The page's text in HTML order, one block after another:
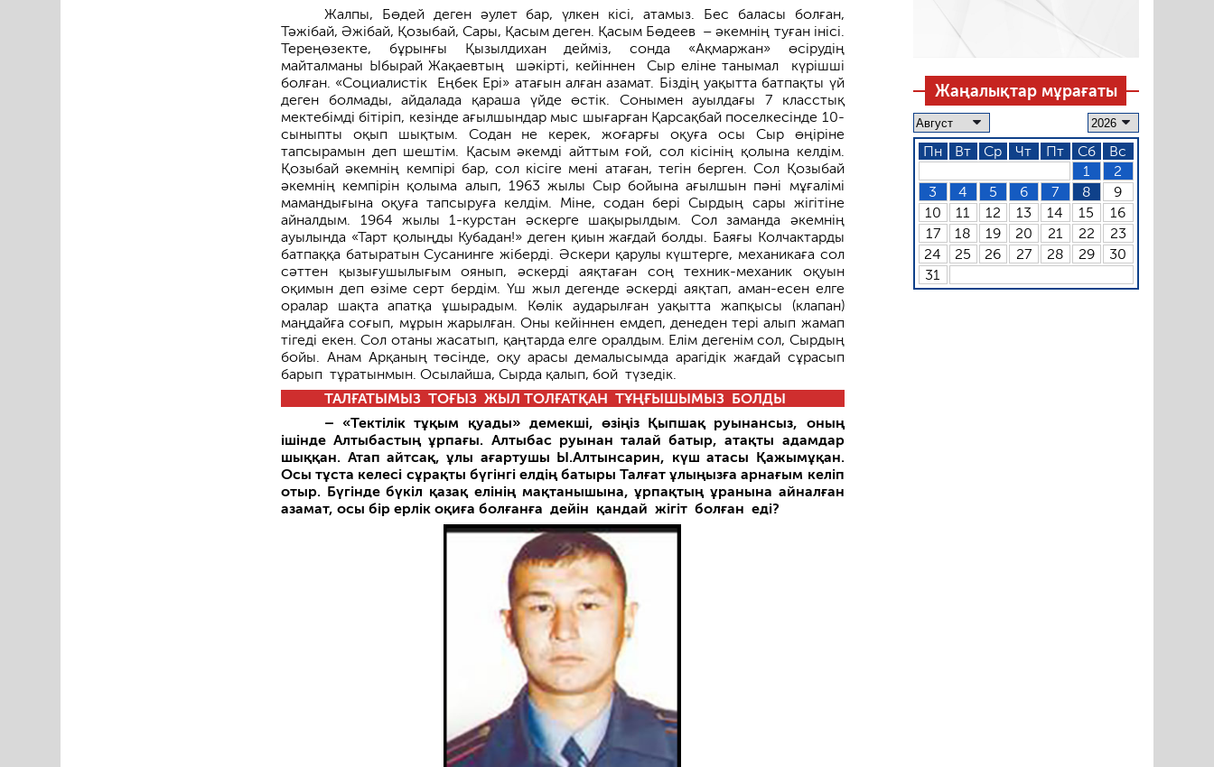
Жалпы, Бөдей деген әулет бар, үлкен кісі, атамыз. Бес баласы болған,
Тәжібай, Әжібай, Қозыбай, Сары, Қасым деген. Қасым Бөдеев – әкемнің туған інісі.
Терең­өзекте, бұрынғы Қызылдихан дейміз, сонда «Ақмаржан» өсірудің
майталманы Ыбырай Жақаевтың шәкірті, кейіннен Сыр еліне танымал күрішші
болған. «Социалистік Еңбек Ері» атағын алған азамат. Біздің уақытта батпақты үй
деген болмады, айда­лада қараша үйде өстік. Сонымен ауылдағы 7 класстық
мектебімді бітіріп, кезінде ағылшындар мыс шығарған Қарсақбай поселкесінде 10-
сыныпты оқып шықтым. Содан не керек, жоғарғы оқуға осы Сыр өңіріне
тапсырамын деп шештім. Қасым әкемді айттым ғой, сол кісінің қолына келдім.
Қозы­бай әкемнің кемпірі бар, сол кісіге мені атаған, тегін берген. Сол Қозыбай
әкемнің кемпірін қолыма алып, 1963 жылы Сыр бойына ағылшын пәні мұғалімі
мамандығына оқуға тапсыруға келдім. Міне, содан бері Сырдың сары жігітіне
айналдым. 1964 жылы 1-курстан әскерге шақырылдым. Сол заманда әкемнің
ауылында «Тарт қолыңды Кубадан!» деген қиын жағдай болды. Баяғы Колчактарды
батпаққа батыратын Сусанинге жіберді. Әскери қарулы күштерге, механикаға сол
сәттен қызығушылығым оянып, әскерді аяқтаған соң техник-механик оқуын
оқимын деп өзіме серт бердім. Үш жыл дегенде әскерді аяқтап, аман-есен елге
оралар шақта апатқа ұшырадым. Көлік аударылған уақытта жапқысы (клапан)
маңдайға соғып, мұрын жарылған. Оны кейіннен емдеп, денеден тері алып жамап
тігеді екен. Сол отаны жасатып, қаңтарда елге оралдым. Елім дегенім сол, Сырдың
бойы. Анам Арқаның төсінде, оқу арасы дема­лысымда арагідік жағдай сұрасып
барып тұратынмын. Осылайша, Сырда қалып, бой түзедік.
ТАЛҒАТЫМЫЗ ТОҒЫЗ ЖЫЛ ТОЛҒАТҚАН ТҰҢҒЫШЫМЫЗ БОЛДЫ
– «Тектілік тұқым қуады» демекші, өзіңіз Қыпшақ руынансыз, оның
ішінде Алтыбастың ұрпағы. Алтыбас руынан талай батыр, атақты адамдар
шыққан. Атап айтсақ, ұлы ағартушы Ы.Алтынсарин, күш атасы Қажымұқан.
Осы тұста келесі сұрақты бүгінгі елдің батыры Талғат ұлыңызға арнағым келіп
отыр. Бүгінде бүкіл қазақ елінің мақтанышына, ұрпақтың ұранына айналған
азамат, осы бір ерлік оқиға болғанға дейін қандай жігіт болған еді?
Жаңалықтар мұрағаты
Пн Вт Ср Чт Пт Сб
Вс
1
2
3
4 5 6 7 8
9
10
11 12 13 14 15
16
17
18 19 20 21 22
23
24
25 26 27 28 29
30
31